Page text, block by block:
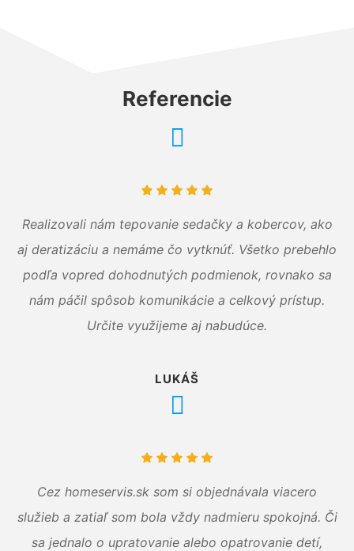
Referencie
Realizovali nám tepovanie sedačky a kobercov, ako
aj deratizáciu a nemáme čo vytknúť. Všetko prebehlo
podľa vopred dohodnutých podmienok, rovnako sa
nám páčil spôsob komunikácie a celkový prístup.
Určite využijeme aj nabudúce.
LUKÁŠ
Cez homeservis.sk som si objednávala viacero
služieb a zatiaľ som bola vždy nadmieru spokojná. Či
sa jednalo o upratovanie alebo opatrovanie detí,